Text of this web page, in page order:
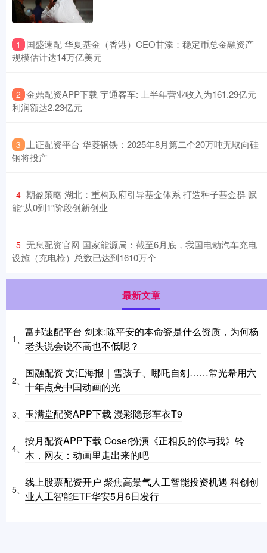
1
​国盛速配 华夏基金（香港）CEO甘添：稳定币总金融资产
规模估计达14万亿美元
2 ​金鼎配资APP下载 宇通客车: 上半年营业收入为161.29亿元
利润额达2.23亿元
3 ​上证配资平台 华菱钢铁：2025年8月第二个20万吨无取向硅
钢将投产
4 ​期盈策略 湖北：重构政府引导基金体系 打造种子基金群 赋
能“从0到1”阶段创新创业
5 ​无息配资官网 国家能源局：截至6月底，我国电动汽车充电
设施（充电枪）总数已达到1610万个
最新文章
1、
富邦速配平台 剑来:陈平安的本命瓷是什么资质，为何杨
老头说会说不高也不低呢？
2、
国融配资 文汇海报｜雪孩子、哪吒自刎……常光希用六
十年点亮中国动画的光
3、 玉满堂配资APP下载 漫彩隐形车衣T9
4、
按月配资APP下载 Coser扮演《正相反的你与我》铃
木，网友：动画里走出来的吧
5、
线上股票配资开户 聚焦高景气人工智能投资机遇 科创创
业人工智能ETF华安5月6日发行